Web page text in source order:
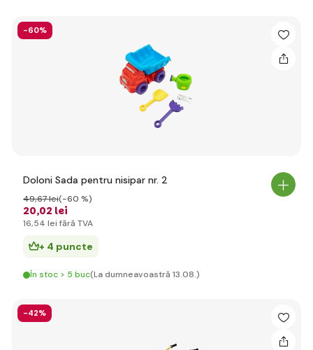
-60%
Doloni Sada pentru nisipar nr. 2
20,02 lei
49,67 lei(-60 %)
16,54 lei fără TVA
+ 4 puncte
În stoc > 5 buc(La dumneavoastră 13.08.)
-42%